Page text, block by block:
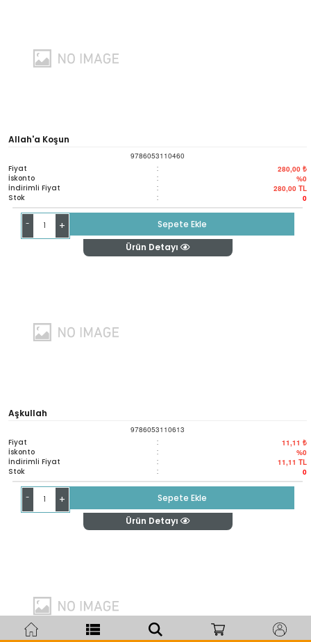
Allah'a Koşun
9786053110460
Fiyat : 280,00 ₺
İskonto : %0
İndirimli Fiyat : 280,00 TL
Stok : 0
- +
Sepete Ekle
Ürün Detayı
Aşkullah
9786053110613
Fiyat : 11,11 ₺
İskonto : %0
İndirimli Fiyat : 11,11 TL
Stok : 0
- +
Sepete Ekle
Ürün Detayı